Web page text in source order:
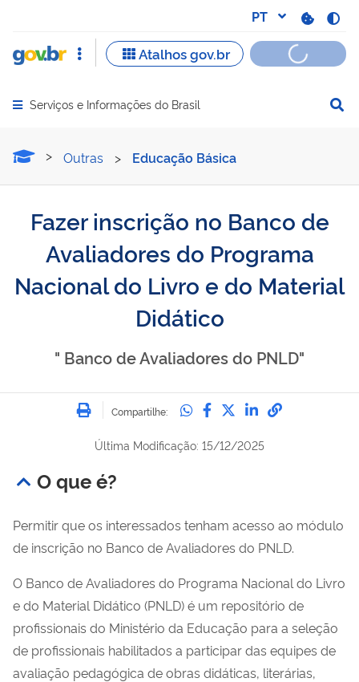
Abrir menu principal de navegação
Serviços e Informações do Brasil
Fazer inscrição no Banco
Outras > Educação Básica
Fazer inscrição no Banco de
Avaliadores do Programa
Nacional do Livro e do Material
Didático
" Banco de Avaliadores do PNLD"
Imprimir
Compartilhe: Compartilhe no
Compartilhe no
Compartilhe no
Compartilhe
Última Modificação: 15/12/2025
O que é?
Permitir que os interessados tenham acesso ao módulo
de inscrição no Banco de Avaliadores do PNLD.
O Banco de Avaliadores do Programa Nacional do Livro
e do Material Didático (PNLD) é um repositório de
profissionais do Ministério da Educação para a seleção
de profissionais habilitados a participar das equipes de
avaliação pedagógica de obras didáticas, literárias,